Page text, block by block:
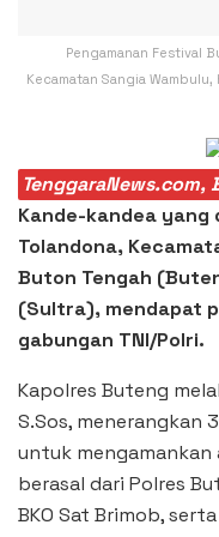
Pengamanan Festival
Kecamatan Sangia
TenggaraNews.com,
Kande-kandea yang
Tolandona,
Buton Tengah
(Sultra), mendapat
gabungan TNI/Polri.
Kapolres Buteng
S.Sos, menerangkan
untuk
berasal dari Polres
BKO Sat Brimob,